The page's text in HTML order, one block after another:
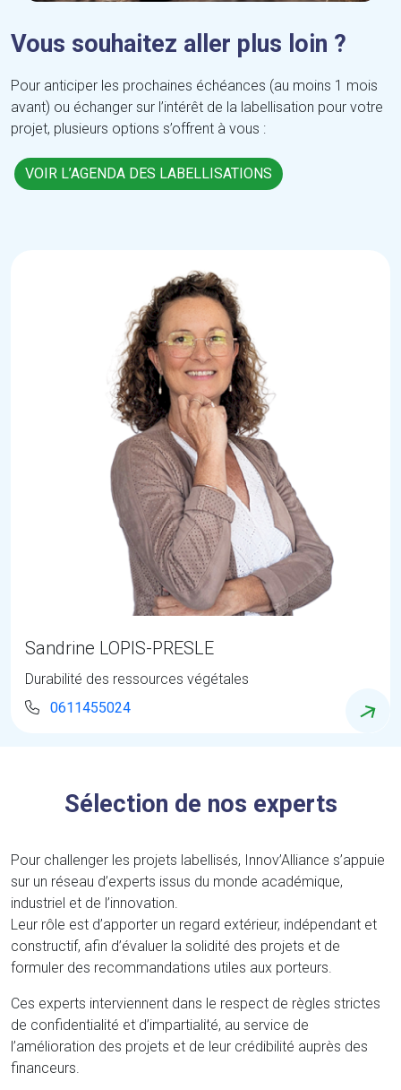
Vous souhaitez aller plus loin ?
Pour anticiper les prochaines échéances (au moins 1 mois
avant) ou échanger sur l’intérêt de la labellisation pour votre
projet, plusieurs options s’offrent à vous :
VOIR L’AGENDA DES LABELLISATIONS
Sandrine LOPIS-PRESLE
Durabilité des ressources végétales
0611455024
Sélection de nos experts
Pour challenger les projets labellisés, Innov’Alliance s’appuie
sur un réseau d’experts issus du monde académique,
industriel et de l’innovation.
Leur rôle est d’apporter un regard extérieur, indépendant et
constructif, afin d’évaluer la solidité des projets et de
formuler des recommandations utiles aux porteurs.
Ces experts interviennent dans le respect de règles strictes
de confidentialité et d’impartialité, au service de
l’amélioration des projets et de leur crédibilité auprès des
financeurs.